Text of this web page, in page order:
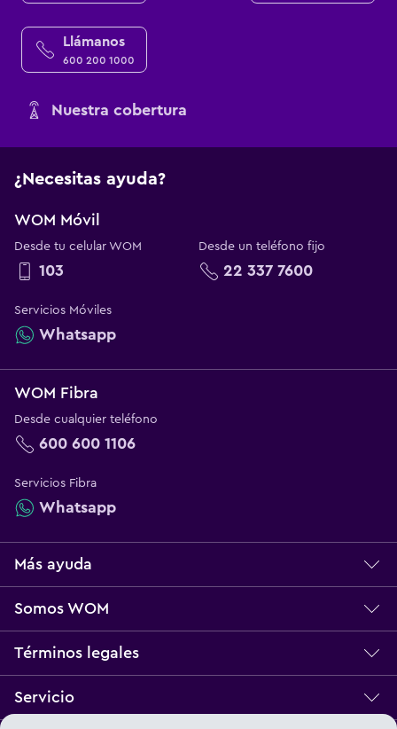
Llámanos
600 200 1000
Nuestra cobertura
¿Necesitas ayuda?
WOM Móvil
Desde tu celular WOM
103
Desde un teléfono fijo
22 337 7600
Servicios Móviles
Whatsapp
WOM Fibra
Desde cualquier teléfono
600 600 1106
Servicios Fibra
Whatsapp
Más ayuda
Servicio técnico
Norma Multibanda
Reclamos
Somos WOM
Sobre WOM
Nuestros Valores
Trabaja con Nosotros
Términos legales
Bases Legales
Términos y Condiciones
Servicio